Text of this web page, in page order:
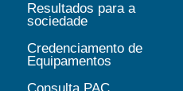
Resultados para a
sociedade
Credenciamento de
Equipamentos
Consulta PAC